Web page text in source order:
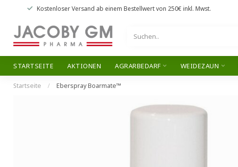
Kostenloser Versand ab einem Bestellwert von 250€ inkl. Mwst.
STARTSEITE AKTIONEN AGRARBEDARF WEIDEZAUN
Startseite / Eberspray Boarmate™